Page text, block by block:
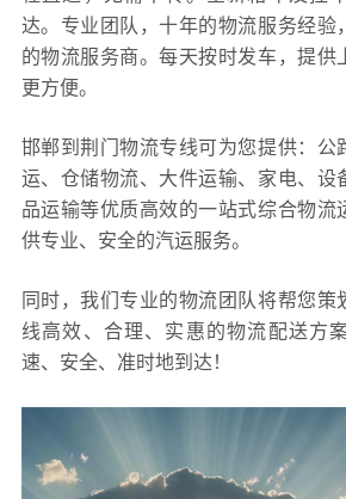
达。专业团队，十年的物流服务经验
的物流服务商。每天按时发车，提供
更方便。
邯郸到荆门物流专线可为您提供：公
运、仓储物流、大件运输、家电、设
品运输等优质高效的一站式综合物流
供专业、安全的汽运服务。
同时，我们专业的物流团队将帮您策
线高效、合理、实惠的物流配送方
速、安全、准时地到达！